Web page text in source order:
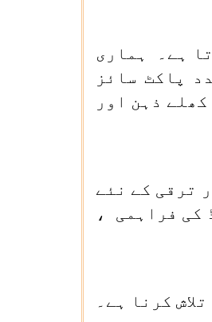
ہے۔ ہماری
پاکٹ سائز
ذہن اور
ترقی کے نئے
کی فراہمی ،
کرنا ہے۔